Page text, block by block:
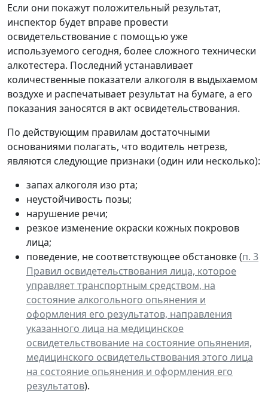
Если они покажут положительный результат,
инспектор будет вправе провести
освидетельствование с помощью уже
используемого сегодня, более сложного технически
алкотестера. Последний устанавливает
количественные показатели алкоголя в выдыхаемом
воздухе и распечатывает результат на бумаге, а его
показания заносятся в акт освидетельствования.
По действующим правилам достаточными
основаниями полагать, что водитель нетрезв,
являются следующие признаки (один или несколько):
запах алкоголя изо рта;
неустойчивость позы;
нарушение речи;
резкое изменение окраски кожных покровов
лица;
поведение, не соответствующее обстановке (п. 3
Правил освидетельствования лица, которое
управляет транспортным средством, на
состояние алкогольного опьянения и
оформления его результатов, направления
указанного лица на медицинское
освидетельствование на состояние опьянения,
медицинского освидетельствования этого лица
на состояние опьянения и оформления его
результатов).